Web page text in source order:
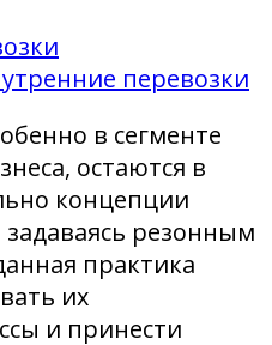
перевозки
в сегменте
остаются в
концепции
задаваясь резонным
практика
их
и принести